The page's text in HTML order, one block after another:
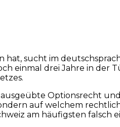
sucht im
einmal drei Jahre in der
ausgeübte Optionsrecht
auf welchem
am häufigsten falsch